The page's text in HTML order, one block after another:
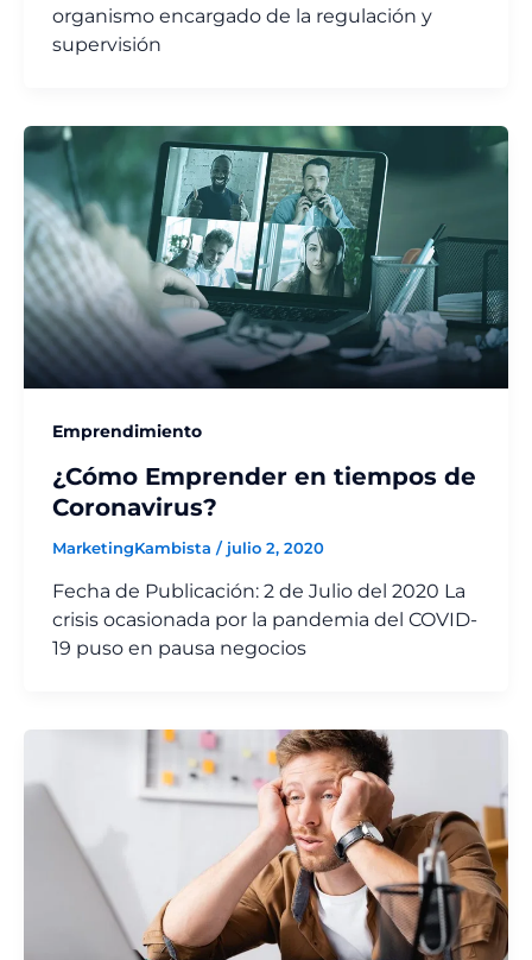
organismo encargado de la regulación y
supervisión
Emprendimiento
¿Cómo Emprender en tiempos de
Coronavirus?
MarketingKambista / julio 2, 2020
Fecha de Publicación: 2 de Julio del 2020 La
crisis ocasionada por la pandemia del COVID-
19 puso en pausa negocios